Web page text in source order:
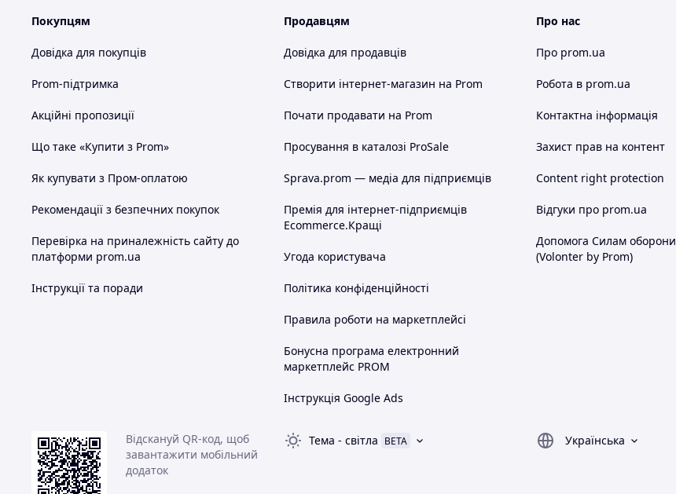
Покупцям
Довідка для покупців
Prom-підтримка
Акційні пропозиції
Що таке «Купити з Prom»
Як купувати з Пром-оплатою
Рекомендації з безпечних покупок
Перевірка на приналежність сайту до
платформи prom.ua
Інструкції та поради
Продавцям
Довідка для продавців
Створити інтернет-магазин на Prom
Почати продавати на Prom
Просування в каталозі ProSale
Sprava.prom — медіа для підприємців
Премія для інтернет-підприємців
Ecommerce.Кращі
Угода користувача
Політика конфіденційності
Правила роботи на маркетплейсі
Бонусна програма електронний
маркетплейс PROM
Інструкція Google Ads
Про нас
Про prom.ua
Робота в prom.ua
Контактна інформація
Захист прав на контент
Content right protection
Відгуки про prom.ua
Допомога Силам оборони
(Volonter by Prom)
Відскануй QR-код, щоб
завантажити мобільний
додаток
Тема - світла BETA
Українська